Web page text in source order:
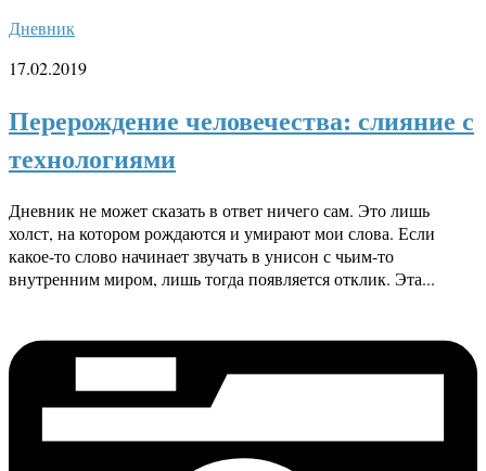
Дневник
17.02.2019
Перерождение человечества: слияние с
технологиями
Дневник не может сказать в ответ ничего сам. Это лишь
холст, на котором рождаются и умирают мои слова. Если
какое-то слово начинает звучать в унисон с чьим-то
внутренним миром, лишь тогда появляется отклик. Эта...